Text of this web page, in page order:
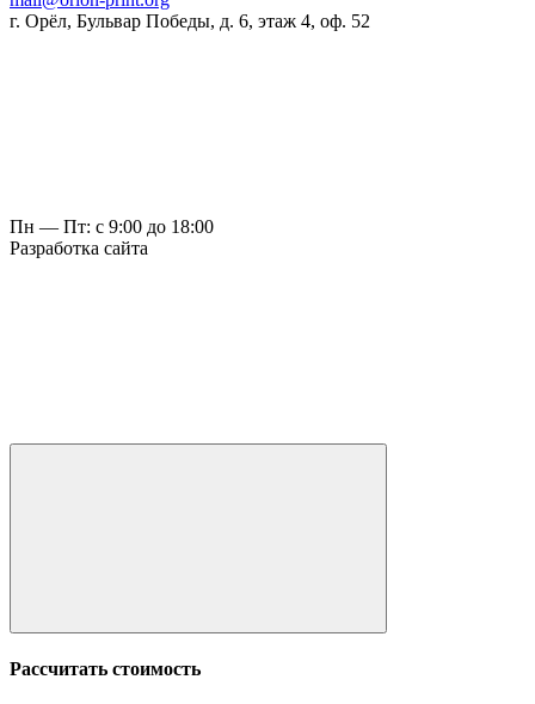
г. Орёл, Бульвар Победы, д. 6, этаж 4, оф. 52
Пн — Пт: с 9:00 до 18:00
Разработка сайта
Рассчитать стоимость